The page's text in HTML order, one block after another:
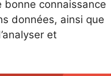
connaissance
données, ainsi que
et